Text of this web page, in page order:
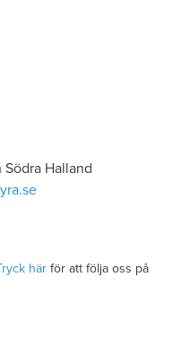
Södra Halland
här för att följa oss på